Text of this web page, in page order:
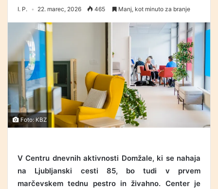
I. P. 22. marec, 2026 465 Manj, kot minuto za branje
Foto: KBZ
V Centru dnevnih aktivnosti Domžale, ki se nahaja
na Ljubljanski cesti 85, bo tudi v prvem
marčevskem tednu pestro in živahno. Center je